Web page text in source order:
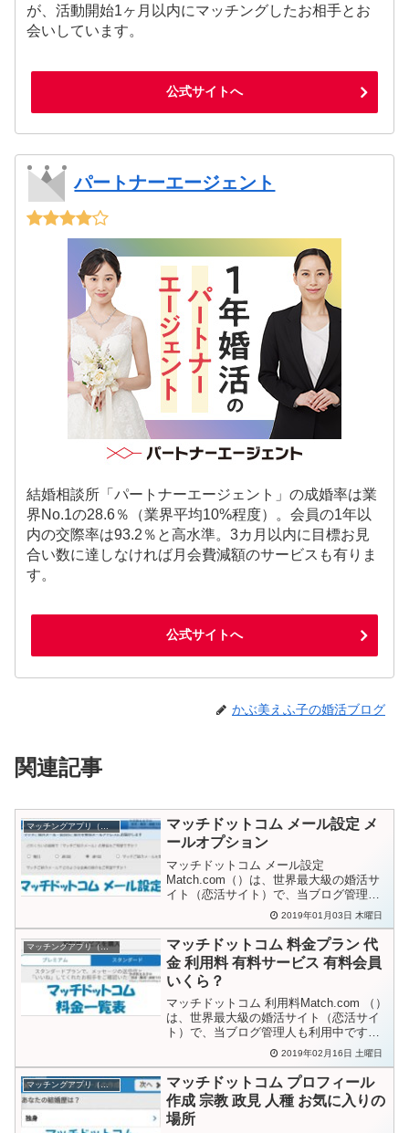
が、活動開始1ヶ月以内にマッチングしたお相手とお
会いしています。
公式サイトへ
パートナーエージェント
結婚相談所「パートナーエージェント」の成婚率は業
界No.1の28.6％（業界平均10%程度）。会員の1年以
内の交際率は93.2％と高水準。3カ月以内に目標お見
合い数に達しなければ月会費減額のサービスも有りま
す。
公式サイトへ
かぶ美えふ子の婚活ブログ
関連記事
マッチングアプリ（婚活）
マッチドットコム メール設定 メ
ールオプション
マッチドットコム メール設定
Match.com（）は、世界最大級の婚活サ
イト（恋活サイト）で、当ブログ管理人
も利用中です。かぶ美から届くメールの
設定方法が分からないのですが・・・え
ふ子「各種設定」画面の「メールオプシ
ョン」から設定出来るわ。...
2019年01月03日 木曜日
マッチングアプリ（婚活）
マッチドットコム 料金プラン 代
金 利用料 有料サービス 有料会員
いくら？
マッチドットコム 利用料Match.com （）
は、世界最大級の婚活サイト（恋活サイ
ト）で、当ブログ管理人も利用中です。
かぶ美の利用を検討中ですがパソコン、
スマホ何れの画面も金額に関する記載が
無いですねえふ子マッチドットコムの料
金体系はユー...
2019年02月16日 土曜日
マッチングアプリ（婚活）
マッチドットコム プロフィール
作成 宗教 政見 人種 お気に入りの
場所